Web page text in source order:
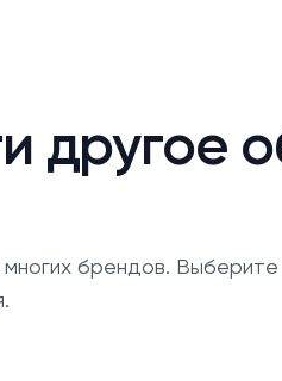
другое
брендов.